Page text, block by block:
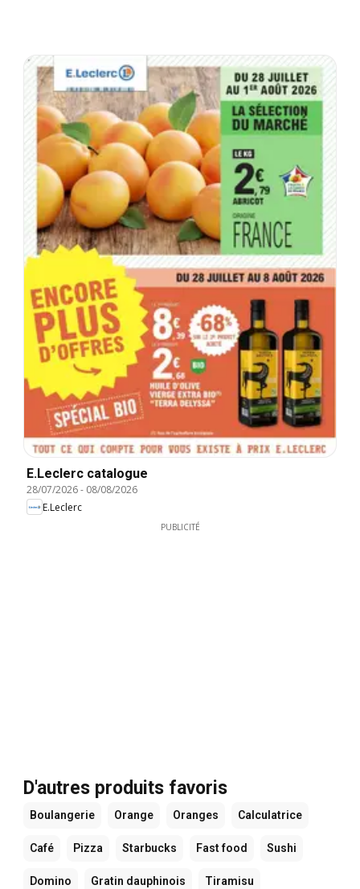
E.Leclerc catalogue
28/07/2026- 08/08/2026
E.Leclerc
PUBLICITÉ
D'autres produits favoris
Boulangerie Orange Oranges Calculatrice
Café Pizza Starbucks Fast food Sushi
Domino Gratin dauphinois Tiramisu